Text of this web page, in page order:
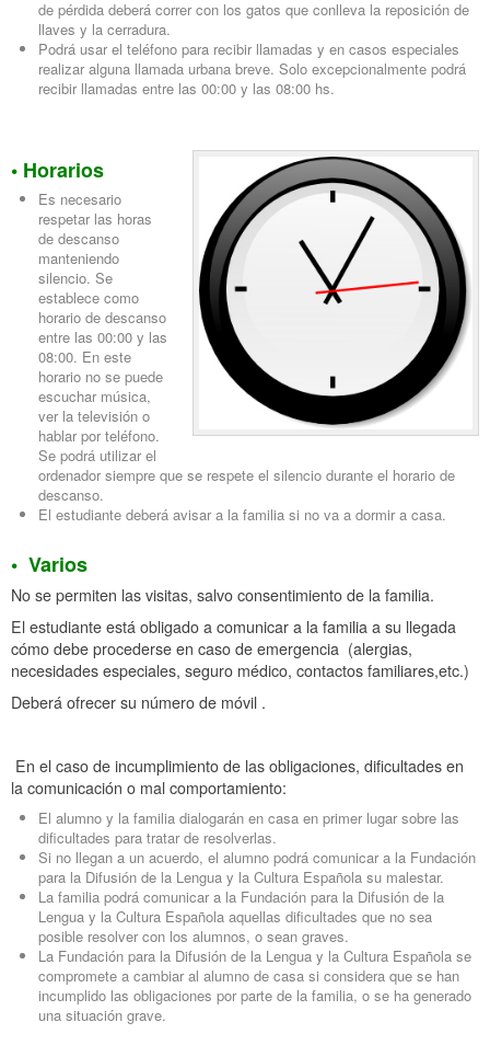
de pérdida deberá correr con los gatos que conlleva la reposición de
llaves y la cerradura.
Podrá usar el teléfono para recibir llamadas y en casos especiales
realizar alguna llamada urbana breve. Solo excepcionalmente podrá
recibir llamadas entre las 00:00 y las 08:00 hs.
• Horarios
Es necesario
respetar las horas
de descanso
manteniendo
silencio. Se
establece como
horario de descanso
entre las 00:00 y las
08:00. En este
horario no se puede
escuchar música,
ver la televisión o
hablar por teléfono.
Se podrá utilizar el
ordenador siempre que se respete el silencio durante el horario de
descanso.
El estudiante deberá avisar a la familia si no va a dormir a casa.
• Varios
No se permiten las visitas, salvo consentimiento de la familia.
El estudiante está obligado a comunicar a la familia a su llegada
cómo debe procederse en caso de emergencia (alergias,
necesidades especiales, seguro médico, contactos familiares,etc.)
Deberá ofrecer su número de móvil .
En el caso de incumplimiento de las obligaciones, dificultades en
la comunicación o mal comportamiento:
El alumno y la familia dialogarán en casa en primer lugar sobre las
dificultades para tratar de resolverlas.
Si no llegan a un acuerdo, el alumno podrá comunicar a la Fundación
para la Difusión de la Lengua y la Cultura Española su malestar.
La familia podrá comunicar a la Fundación para la Difusión de la
Lengua y la Cultura Española aquellas dificultades que no sea
posible resolver con los alumnos, o sean graves.
La Fundación para la Difusión de la Lengua y la Cultura Española se
compromete a cambiar al alumno de casa si considera que se han
incumplido las obligaciones por parte de la familia, o se ha generado
una situación grave.